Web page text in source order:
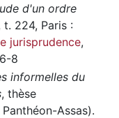
d'un ordre
t. 224, Paris :
jurisprudence,
8
informelles du
, thèse
Assas).